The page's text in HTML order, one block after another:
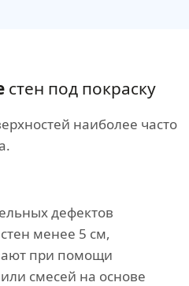
стен под покраску
наиболее часто
дефектов
менее 5 см,
при помощи
смесей на основе